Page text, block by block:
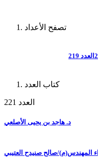
تصفح الأعداد
العدد 219
كتاب العدد
العدد 221
د. هاجد بن يحيى الأصلعي
المهندس(م)/صالح صنيدح العتيبي